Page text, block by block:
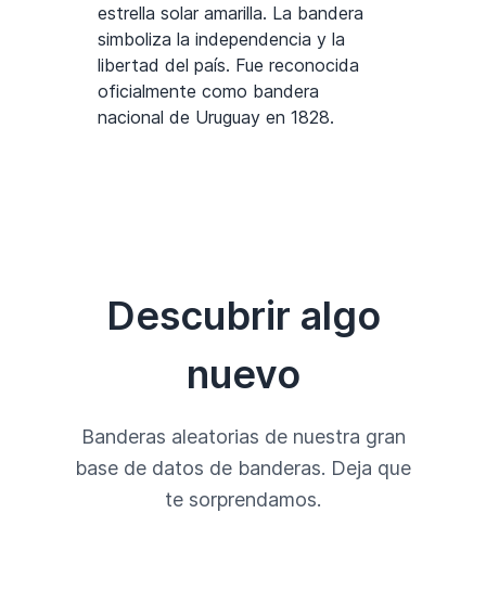
estrella solar amarilla. La bandera
simboliza la independencia y la
libertad del país. Fue reconocida
oficialmente como bandera
nacional de Uruguay en 1828.
Descubrir algo
nuevo
Banderas aleatorias de nuestra gran
base de datos de banderas. Deja que
te sorprendamos.